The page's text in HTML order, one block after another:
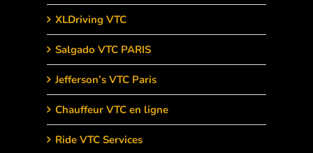
XLDriving VTC
Salgado VTC PARIS
Jefferson’s VTC Paris
Chauffeur VTC en ligne
Ride VTC Services